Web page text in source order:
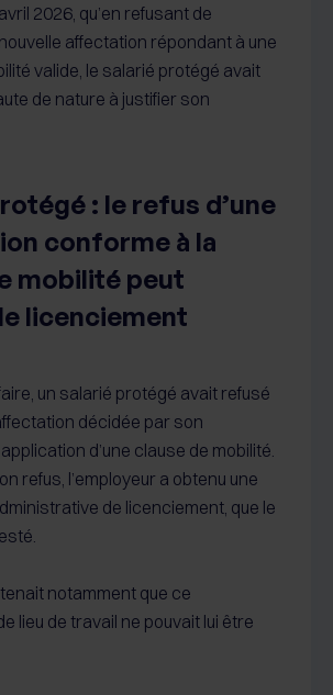
2026, qu’en refusant de
affectation répondant à une
valide, le salarié protégé avait
de nature à justifier son
: le refus d’une
conforme à la
mobilité peut
licenciement
un salarié protégé avait refusé
décidée par son
d’une clause de mobilité.
refus, l’employeur a obtenu une
de licenciement, que le
notamment que ce
lieu de travail ne pouvait lui être